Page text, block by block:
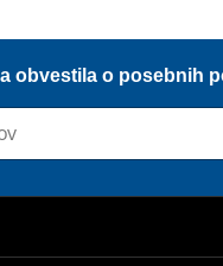
obvestila o posebnih